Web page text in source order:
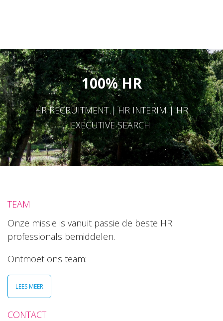
100% HR
HR RECRUITMENT | HR INTERIM | HR
EXECUTIVE SEARCH
TEAM
Onze missie is vanuit passie de beste HR
professionals bemiddelen.
Ontmoet ons team:
LEES MEER
CONTACT